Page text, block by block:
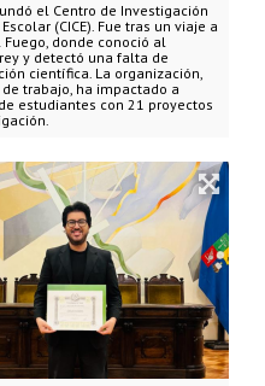
el Centro de Investigación
(CICE). Fue tras un viaje a
donde conoció al
y detectó una falta de
científica. La organización,
trabajo, ha impactado a
estudiantes con 21 proyectos